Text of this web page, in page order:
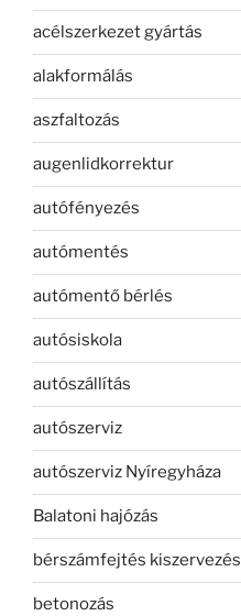
acélszerkezet gyártás
alakformálás
aszfaltozás
augenlidkorrektur
autófényezés
autómentés
autómentő bérlés
autósiskola
autószállítás
autószerviz
autószerviz Nyíregyháza
Balatoni hajózás
bérszámfejtés kiszervezés
betonozás